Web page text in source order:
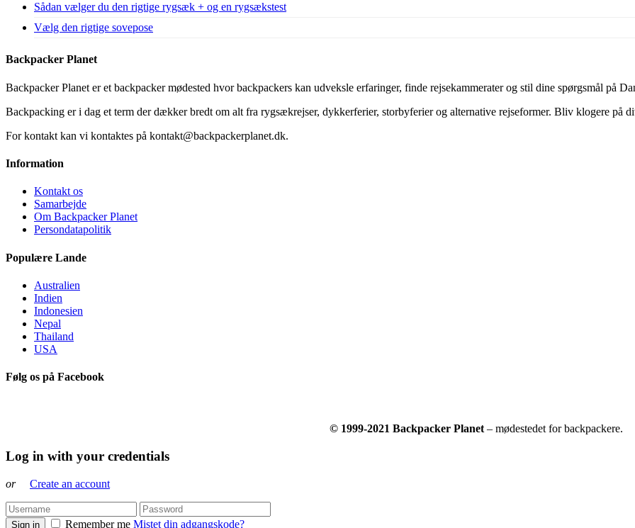
Sådan vælger du den rigtige rygsæk + og en rygsækstest
Vælg den rigtige sovepose
Backpacker Planet
Backpacker Planet er et backpacker mødested hvor backpackers kan udveksle erfaringer, finde rejsekammerater og stil dine spørgsmål på
Backpacking er i dag et term der dækker bredt om alt fra rygsækrejser, dykkerferier, storbyferier og alternative rejseformer. Bliv klogere på
For kontakt kan vi kontaktes på kontakt@backpackerplanet.dk.
Information
Kontakt os
Samarbejde
Om Backpacker Planet
Persondatapolitik
Populære Lande
Australien
Indien
Indonesien
Nepal
Thailand
USA
Følg os på Facebook
© 1999-2021 Backpacker Planet – mødestedet for backpackere.
Log in with your credentials
or Create an account
Sign in Remember me Mistet din adgangskode?